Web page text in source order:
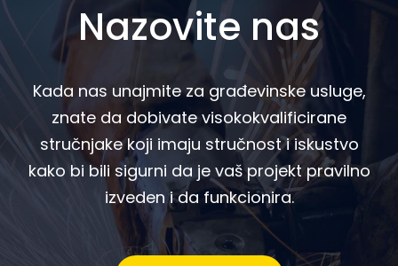
Nazovite nas
Kada nas unajmite za građevinske usluge,
znate da dobivate visokokvalificirane
stručnjake koji imaju stručnost i iskustvo
kako bi bili sigurni da je vaš projekt pravilno
izveden i da funkcionira.